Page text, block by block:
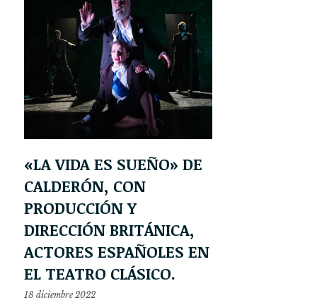
«LA VIDA ES SUEÑO» DE
CALDERÓN, CON
PRODUCCIÓN Y
DIRECCIÓN BRITÁNICA,
ACTORES ESPAÑOLES EN
EL TEATRO CLÁSICO.
18 diciembre 2022